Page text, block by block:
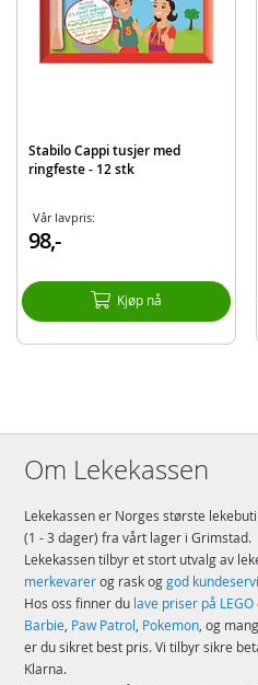
Stabilo Cappi tusjer med
ringfeste - 12 stk
Vår lavpris:
98,-
Kjøp nå
Om Lekekassen
Lekekassen er Norges største
(1 - 3 dager) fra vårt lager i Grimstad.
Lekekassen tilbyr et stort utvalg av
merkevarerog rask oggod
Hos oss finner du lave priser på LEGO
Barbie, Paw Patrol, Pokemon, og
er du sikret best pris. Vi tilbyr sikre
Klarna.